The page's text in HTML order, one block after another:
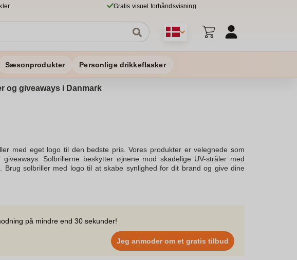
Gratis visuel forhåndsvisning
Sæsonprodukter Personlige drikkeflasker
og giveaways i Danmark
med eget logo til den bedste pris. Vores produkter er velegnede som
Solbrillerne beskytter øjnene mod skadelige UV-stråler med
solbriller med logo til at skabe synlighed for dit brand og give dine
ønsker at skabe et unikt udtryk. Vælg mellem bambus eller andre
perfekte til at uddele som reklameartikler. Bestilling er nemt, og vi sikrer,
for forespørgsel og få en matchende solbrillekollektion, der ser
vi tilbyder løsninger, der beskytter dine kunders øjne med stil. Oplev
på mindre end 30 sekunder!
Jeg anmoder om et gratis tilbud